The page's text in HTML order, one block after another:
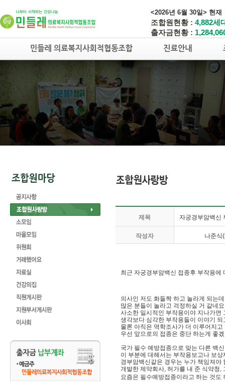
<2026년 6월 30일> 현재
조합원현황 : 4,882세
출자금현황 :
제목 자궁경부암백신
작성자 나준식
최근 자궁경부암백신 접종후 부작용에
의사인 저도 화들짝 하고 놀라게 되는
많은 분들이 놀라고 걱정하실 거 같네
사소한 일시적인 부작용이야 지나가면
생각보다 심각한 부작용들이 이야기 되
물론 아직은 역학조사가 더 이루어지
우선 앞으로의 접종은 중단 하는게 좋
국가 필수 예방접종으로 맞는 다른 백
이 부분에 대해서는 부작용보고나 보
경부암백신같은 경우는 누가 책임져야
개발한 제약회사, 허가를 내 준 식약청,
요즘은 필수예방접종이라고 하는 것